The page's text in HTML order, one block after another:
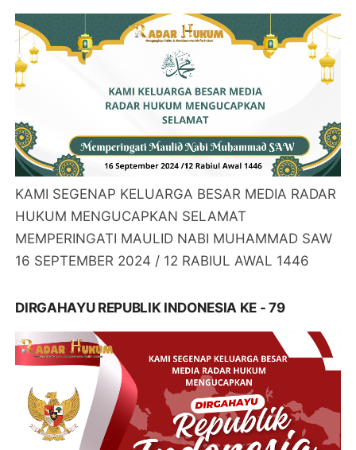
KAMI SEGENAP KELUARGA BESAR MEDIA RADAR
HUKUM MENGUCAPKAN SELAMAT
MEMPERINGATI MAULID NABI MUHAMMAD SAW
16 SEPTEMBER 2024 / 12 RABIUL AWAL 1446
DIRGAHAYU REPUBLIK INDONESIA KE - 79